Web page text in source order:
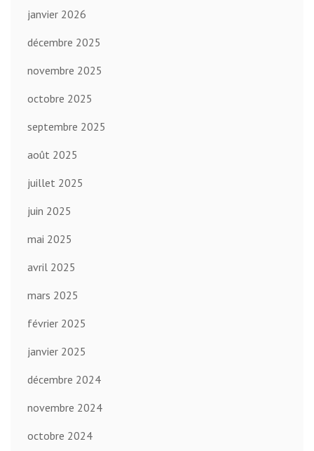
janvier 2026
décembre 2025
novembre 2025
octobre 2025
septembre 2025
août 2025
juillet 2025
juin 2025
mai 2025
avril 2025
mars 2025
février 2025
janvier 2025
décembre 2024
novembre 2024
octobre 2024